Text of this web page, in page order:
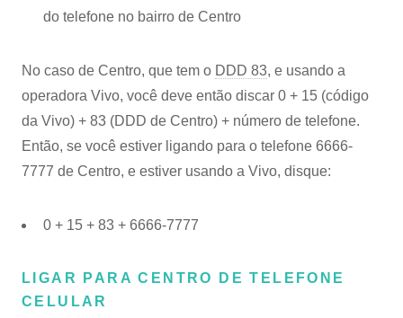
do telefone no bairro de Centro
No caso de Centro, que tem o DDD 83, e usando a
operadora Vivo, você deve então discar 0 + 15 (código
da Vivo) + 83 (DDD de Centro) + número de telefone.
Então, se você estiver ligando para o telefone 6666-
7777 de Centro, e estiver usando a Vivo, disque:
0 + 15 + 83 + 6666-7777
LIGAR PARA CENTRO DE TELEFONE
CELULAR